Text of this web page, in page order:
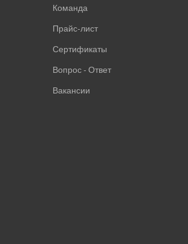
Команда
Прайс-лист
Сертификаты
Вопрос - Ответ
Вакансии